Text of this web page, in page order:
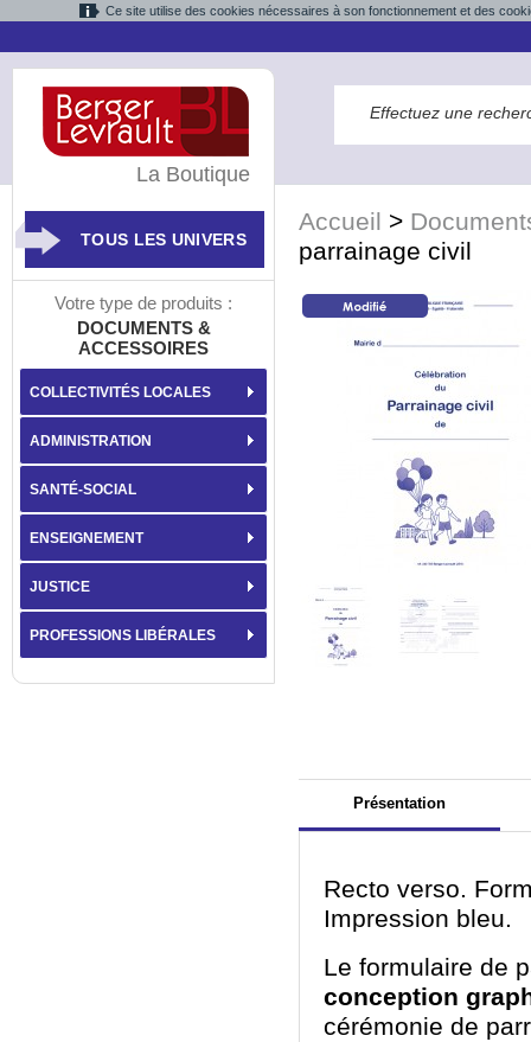
Ce site utilise des cookies nécessaires à son fonctionnement et des
Accueil >
parrainage civil
Présentation
Recto verso.
Impression bleu.
Le formulaire de
conception
cérémonie de
La Boutique
TOUS LES UNIVERS
Votre type de produits :
DOCUMENTS &
ACCESSOIRES
COLLECTIVITÉS LOCALES
ADMINISTRATION
SANTÉ-SOCIAL
ENSEIGNEMENT
JUSTICE
PROFESSIONS LIBÉRALES